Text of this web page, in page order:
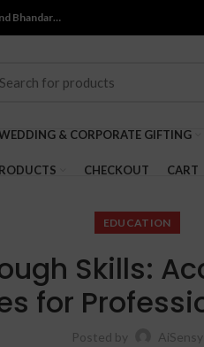
Bhandar…
& CORPORATE GIFTING
CHECKOUT CART
EDUCATION
Skills:
for
Posted by AiSensy